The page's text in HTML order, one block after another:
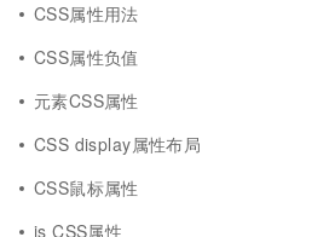
CSS属性用法
CSS属性负值
元素CSS属性
CSS display属性布局
CSS鼠标属性
js CSS属性